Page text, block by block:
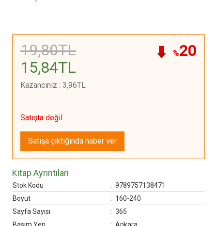
%20
19,80TL
15,84TL
Kazancınız : 3,96TL
Satışta değil
Satışa çıktığında haber ver
Kitap Ayrıntıları
Stok Kodu : 9789757138471
Boyut
: 160-240
Sayfa Sayısı
: 365